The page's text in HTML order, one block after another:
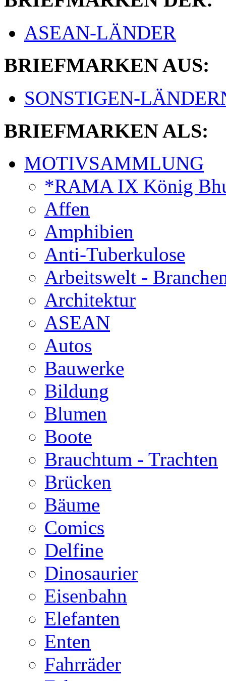
ASEAN-LÄNDER
BRIEFMARKEN AUS:
SONSTIGEN-
BRIEFMARKEN ALS:
MOTIVSAMMLUNG
*RAMA IX König
Affen
Amphibien
Anti-Tuberkulose
Arbeitswelt -
Architektur
ASEAN
Autos
Bauwerke
Bildung
Blumen
Boote
Brauchtum - Trachten
Brücken
Bäume
Comics
Delfine
Dinosaurier
Eisenbahn
Elefanten
Enten
Fahrräder